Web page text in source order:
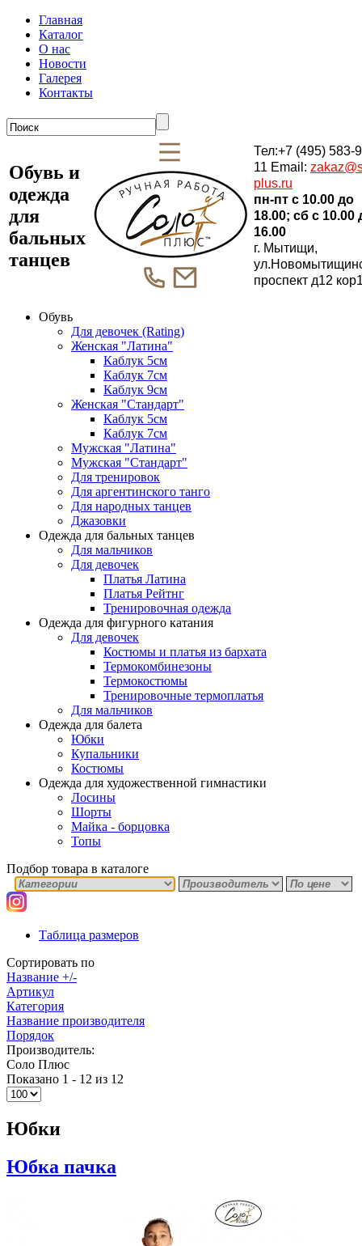
Главная
Каталог
О нас
Новости
Галерея
Контакты
Обувь и
одежда
для
бальных
танцев
Тел:+7 (495) 583-
11 Email:
plus.ru
пн-пт c 10.00 до
18.00; сб c 10.00
16.00
г. Мытищи,
проспект д12
Обувь
Для девочек (Rating)
Женская "Латина"
Каблук 5см
Каблук 7см
Каблук 9см
Женская "Стандарт"
Каблук 5см
Каблук 7см
Мужская "Латина"
Мужская "Стандарт"
Для тренировок
Для аргентинского танго
Для народных танцев
Джазовки
Одежда для бальных танцев
Для мальчиков
Для девочек
Платья Латина
Платья Рейтнг
Тренировочная одежда
Одежда для фигурного катания
Для девочек
Костюмы и платья из бархата
Термокомбинезоны
Термокостюмы
Тренировочные термоплатья
Для мальчиков
Одежда для балета
Юбки
Купальники
Костюмы
Одежда для художественной гимнастики
Лосины
Шорты
Майка - борцовка
Топы
Подбор товара в каталоге
Таблица размеров
Сортировать по
Название +/-
Артикул
Категория
Название производителя
Порядок
Производитель:
Соло Плюс
Показано 1 - 12 из 12
Юбки
Юбка пачка